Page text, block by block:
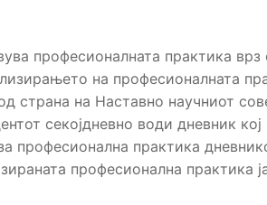
професионалната практика
на професионалната
страна на Наставно научниот
секојдневно води дневник кој
професионална практика
професионална практика